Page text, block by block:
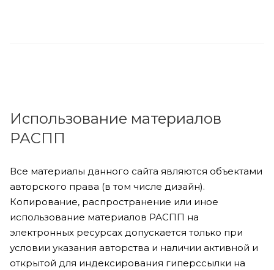
Использование материалов
РАСПП
Все материалы данного сайта являются объектами
авторского права (в том числе дизайн).
Копирование, распространение или иное
использование материалов РАСПП на
электронных ресурсах допускается только при
условии указания авторства и наличии активной и
открытой для индексирования гиперссылки на